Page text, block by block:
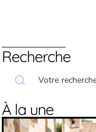
Recherche
À la une